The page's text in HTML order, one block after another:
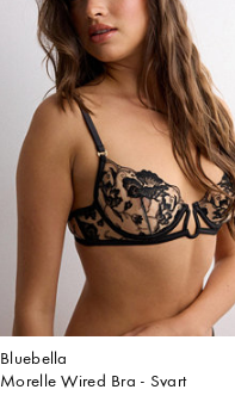
Bluebella
Morelle Wired Bra - Svart